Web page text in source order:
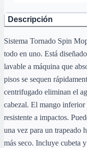
Descripción
Sistema Tornado Spin
todo en uno. Está
lavable a máquina que
pisos se sequen
centrifugado eliminan el
cabezal. El mango inferior
resistente a impactos.
una vez para un trapeado
más seco. Incluye cubeta